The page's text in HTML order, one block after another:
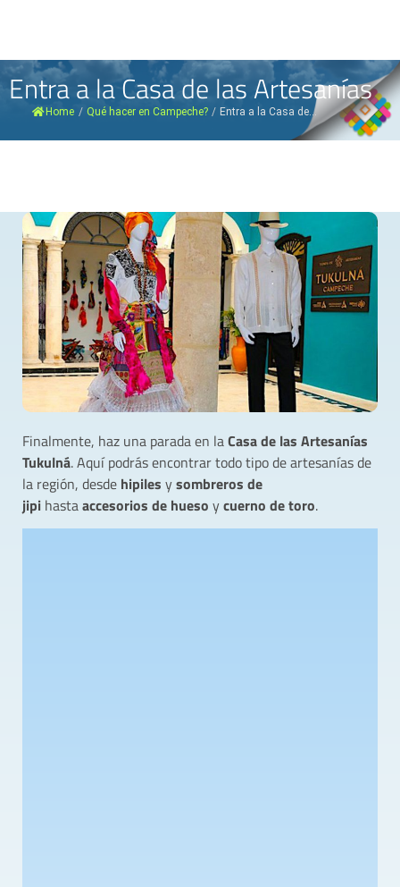
Entra a la Casa de las Artesanías
Home / Qué hacer en Campeche? / Entra a la Casa de...
Finalmente, haz una parada en laCasa de las Artesanías
Tukulná. Aquí podrás encontrar todo tipo de artesanías de
la región, desde hipiles ysombreros de
jipi hastaaccesorios de hueso ycuerno de toro.